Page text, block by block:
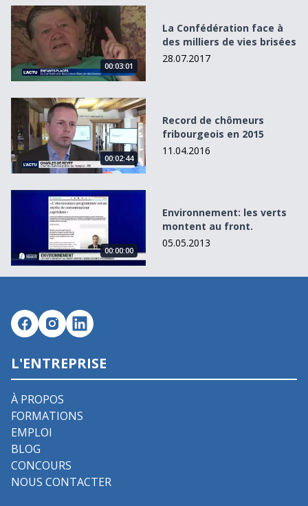
La Confédération face à des milliers de vies brisées
00:03:01
La Confédération face à
des milliers de vies brisées
28.07.2017
Record de chômeurs fribourgeois en 2015
00:02:44
Record de chômeurs
fribourgeois en 2015
11.04.2016
Environnement: les verts montent au front.
00:00:00
Environnement: les verts
montent au front.
05.05.2013
L'ENTREPRISE
À PROPOS
FORMATIONS
EMPLOI
BLOG
CONCOURS
NOUS CONTACTER